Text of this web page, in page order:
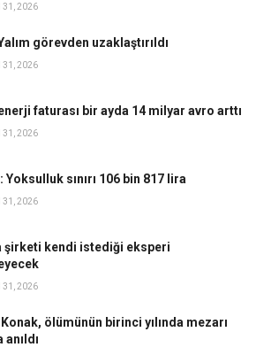
31, 2026
görevden uzaklaştırıldı
31, 2026
faturası bir ayda 14 milyar avro arttı
31, 2026
Yoksulluk sınırı 106 bin 817 lira
31, 2026
şirketi kendi istediği eksperi
31, 2026
ölümünün birinci yılında mezarı
anıldı